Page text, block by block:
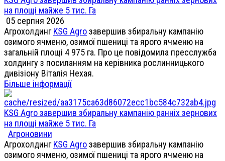
на площі майже 5 тис. Га
05 серпня 2026
АгрохолдингKSG Agroзавершив збиральну кампанію
озимого ячменю, озимої пшениці та ярого ячменю на
загальній площі 4 975 га. Про це повідомила пресслужба
холдингу з посиланням на керівника рослинницького
дивізіону Віталія Нехая.
Більше інформації
KSG Agro завершив збиральну кампанію ранніх зернових
на площі майже 5 тис. Га
Агроновини
АгрохолдингKSG Agroзавершив збиральну кампанію
озимого ячменю, озимої пшениці та ярого ячменю на